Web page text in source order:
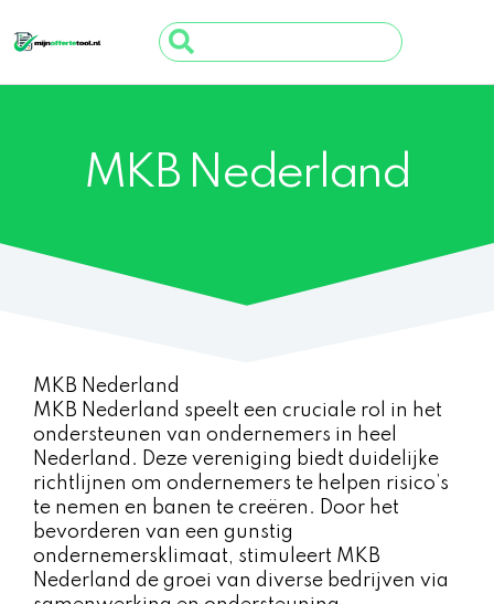
naar
de
inhoud
Search
...
MKB Nederland
MKB Nederland
MKB Nederland speelt een cruciale rol in het
ondersteunen van ondernemers in heel
Nederland. Deze vereniging biedt duidelijke
richtlijnen om ondernemers te helpen risico’s
te nemen en banen te creëren. Door het
bevorderen van een gunstig
ondernemersklimaat, stimuleert MKB
Nederland de groei van diverse bedrijven via